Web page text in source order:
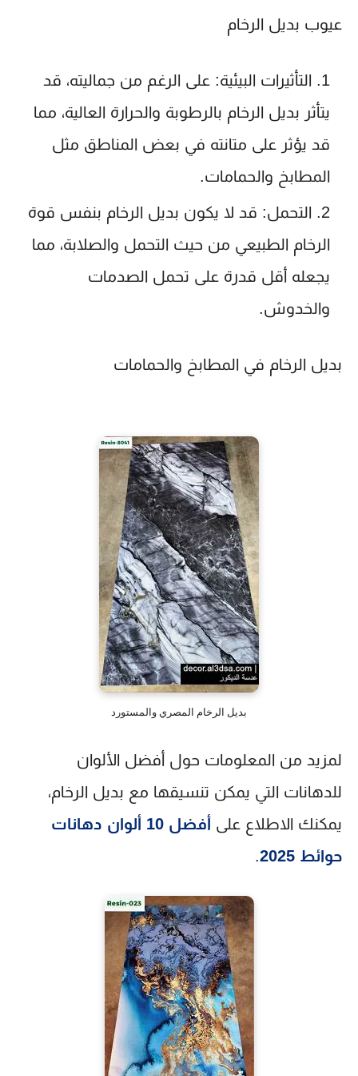
عيوب بديل الرخام
التأثيرات البيئية: على الرغم من جماليته، قد
يتأثر بديل الرخام بالرطوبة والحرارة العالية، مما
قد يؤثر على متانته في بعض المناطق مثل
المطابخ والحمامات.
التحمل: قد لا يكون بديل الرخام بنفس قوة
الرخام الطبيعي من حيث التحمل والصلابة، مما
يجعله أقل قدرة على تحمل الصدمات
والخدوش.
بديل الرخام في المطابخ والحمامات
بديل الرخام المصري والمستورد
لمزيد من المعلومات حول أفضل الألوان
للدهانات التي يمكن تنسيقها مع بديل الرخام،
يمكنك الاطلاع على
أفضل 10 ألوان دهانات
حوائط 2025
.